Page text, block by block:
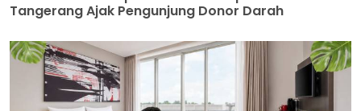
Tangerang Ajak Pengunjung Donor Darah